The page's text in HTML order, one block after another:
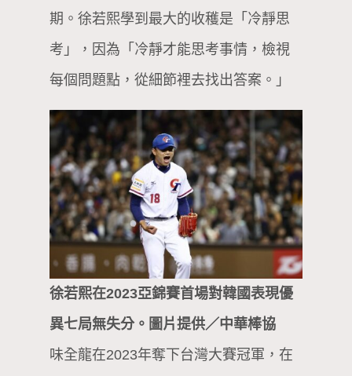
期。徐若熙學到最大的收穫是「冷靜思
考」，因為「冷靜才能思考事情，檢視
每個問題點，從細節裡去找出答案。」
徐若熙在2023亞錦賽首場對韓國表現優
異七局無失分。圖片提供／中華棒協
味全龍在2023年奪下台灣大賽冠軍，在